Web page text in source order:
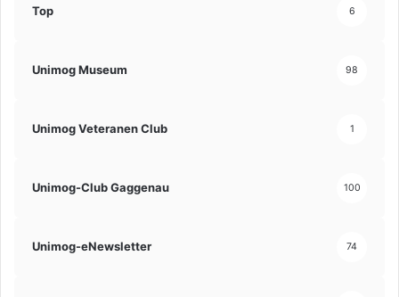
Top 6
Unimog Museum 98
Unimog Veteranen Club 1
Unimog-Club Gaggenau 100
Unimog-eNewsletter 74